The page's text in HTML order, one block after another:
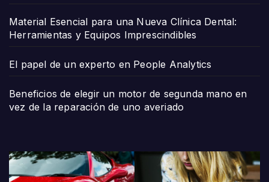
Material Esencial para una Nueva Clínica Dental:
Herramientas y Equipos Imprescindibles
El papel de un experto en People Analytics
Beneficios de elegir un motor de segunda mano en
vez de la reparación de uno averiado